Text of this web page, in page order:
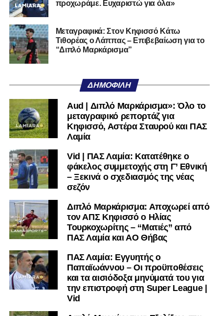
Αυτοπεποίθηση.
Αν η Λαμία συνεχίσει να μικραίνει τον εαυτό της, δεν θα
χρειαστεί κανείς άλλος να το κάνει.
Όταν αποφασίσει να συνειδητοποιήσει ότι είναι
πολύ μικρή.
Ακολουθήστε το lamiara.grστοGoogle Newsγια να
μαθαίνετε πρώτοι τα κυανόλευκα νέα στην Ελλάδα και τον
υπόλοιπο κόσμο. Ακολουθήστε το lamiara.gr στο
μαθαίνετε σε χρόνο dt όλα τα νέα.
προχωράμε. Ευχαριστώ για όλα»
Μεταγραφικά: Στον Κηφισσό Κάτω
Τιθορέας ο Λάππας – Επιβεβαίωση για το
“Διπλό Μαρκάρισμα”
ΔΗΜΟΦΙΛΉ
Aud | Διπλό Μαρκάρισμα»: Όλο το
μεταγραφικό ρεπορτάζ για
Κηφισσό, Αστέρα Σταυρού και ΠΑΣ
Λαμία
Vid | ΠΑΣ Λαμία: Κατατέθηκε ο
φάκελος συμμετοχής στη Γ’ Εθνική
– Ξεκινά ο σχεδιασμός της νέας
σεζόν
Διπλό Μαρκάρισμα: Αποχωρεί από
τον ΑΠΣ Κηφισσό ο Ηλίας
Τουρκοχωρίτης – “Ματιές” από
ΠΑΣ Λαμία και ΑΟ Θήβας
ΠΑΣ Λαμία: Εγγυητής ο
Παπαϊωάννου – Οι προϋποθέσεις
και τα αισιόδοξα μηνύματά του για
την επιστροφή στη Super League |
Vid